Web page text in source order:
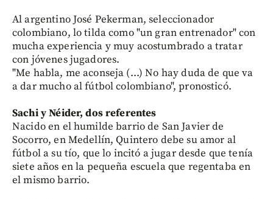
Al argentino José Pekerman, seleccionador
colombiano, lo tilda como "un gran entrenador" con
mucha experiencia y muy acostumbrado a tratar
con jóvenes jugadores.
"Me habla, me aconseja (...) No hay duda de que va
a dar mucho al fútbol colombiano", pronosticó.
Sachi y Néider, dos referentes
Nacido en el humilde barrio de San Javier de
Socorro, en Medellín, Quintero debe su amor al
fútbol a su tío, que lo incitó a jugar desde que tenía
siete años en la pequeña escuela que regentaba en
el mismo barrio.